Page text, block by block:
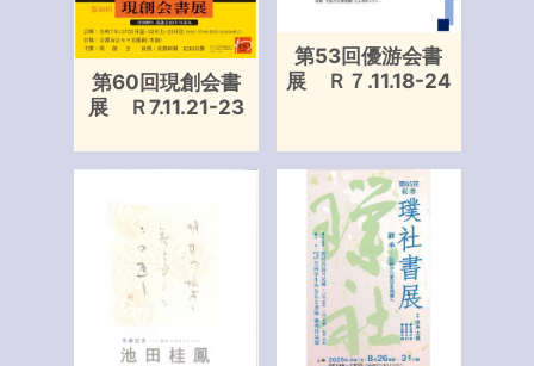
第60回現創会書
展 Ｒ7.11.21-23
第53回優游会書
展 Ｒ７.11.18-24